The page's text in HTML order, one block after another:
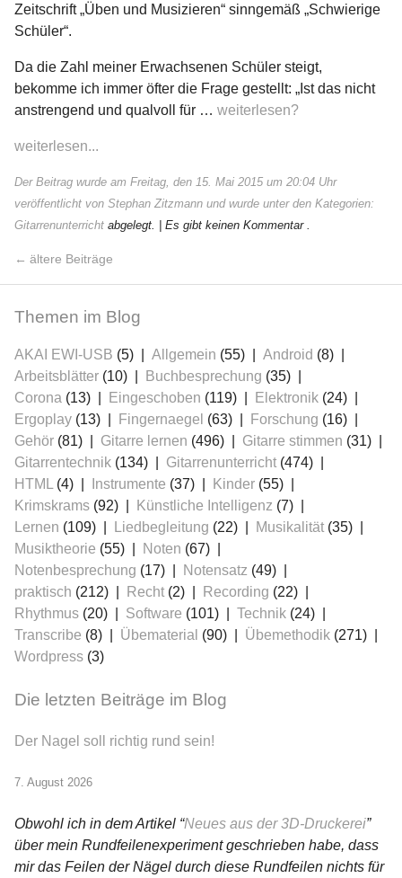
Zeitschrift „Üben und Musizieren“ sinngemäß „Schwierige
Schüler“.
Da die Zahl meiner Erwachsenen Schüler steigt,
bekomme ich immer öfter die Frage gestellt: „Ist das nicht
anstrengend und qualvoll für … weiterlesen?
weiterlesen...
Der Beitrag wurde am Freitag, den 15. Mai 2015 um 20:04 Uhr
veröffentlicht von Stephan Zitzmann und wurde unter den Kategorien:
Gitarrenunterricht abgelegt. | Es gibt keinen Kommentar .
ältere Beiträge
Themen im Blog
AKAI EWI-USB (5) Allgemein (55) Android (8)
Arbeitsblätter (10) Buchbesprechung (35)
Corona (13) Eingeschoben (119) Elektronik (24)
Ergoplay (13) Fingernaegel (63) Forschung (16)
Gehör (81) Gitarre lernen (496) Gitarre stimmen (31)
Gitarrentechnik (134) Gitarrenunterricht (474)
HTML
(4) Instrumente (37) Kinder (55)
Krimskrams (92) Künstliche Intelligenz (7)
Lernen (109) Liedbegleitung (22) Musikalität (35)
Musiktheorie (55) Noten (67)
Notenbesprechung (17) Notensatz (49)
praktisch (212) Recht (2) Recording (22)
Rhythmus (20) Software (101) Technik (24)
Transcribe (8) Übematerial (90) Übemethodik (271)
Wordpress (3)
Die letzten Beiträge im Blog
Der Nagel soll richtig rund sein!
7. August 2026
Obwohl ich in dem Artikel “Neues aus der 3D-Druckerei”
über mein Rundfeilenexperiment geschrieben habe, dass
mir das Feilen der Nägel durch diese Rundfeilen nichts für